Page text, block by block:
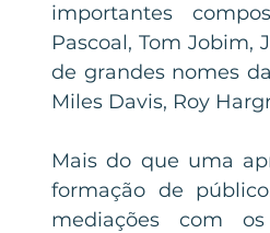
importantes
Pascoal, Tom Jobim,
de grandes nomes
Miles Davis, Roy
Mais do que uma
formação de
mediações com